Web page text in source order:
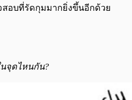
อบที่รัดกุมมากยิ่งขึ้นอีกด้วย
จุดไหนกัน?